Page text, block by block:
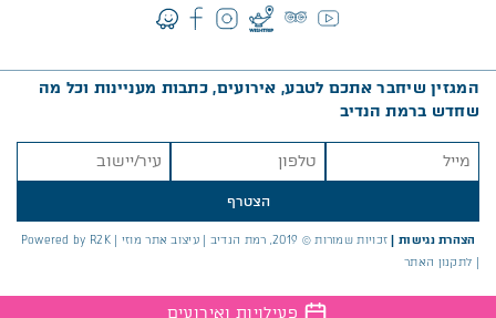
פעילויות ואירועים
המגזין שיחבר אתכם לטבע, אירועים, כתבות מעניינות וכל מה
שחדש ברמת הנדיב
הצטרף
הצהרת נגישות| זכויות שמורות © 2019, רמת הנדיב | עיצוב אתר מוזי |
Powered by R2K
| לתקנון האתר